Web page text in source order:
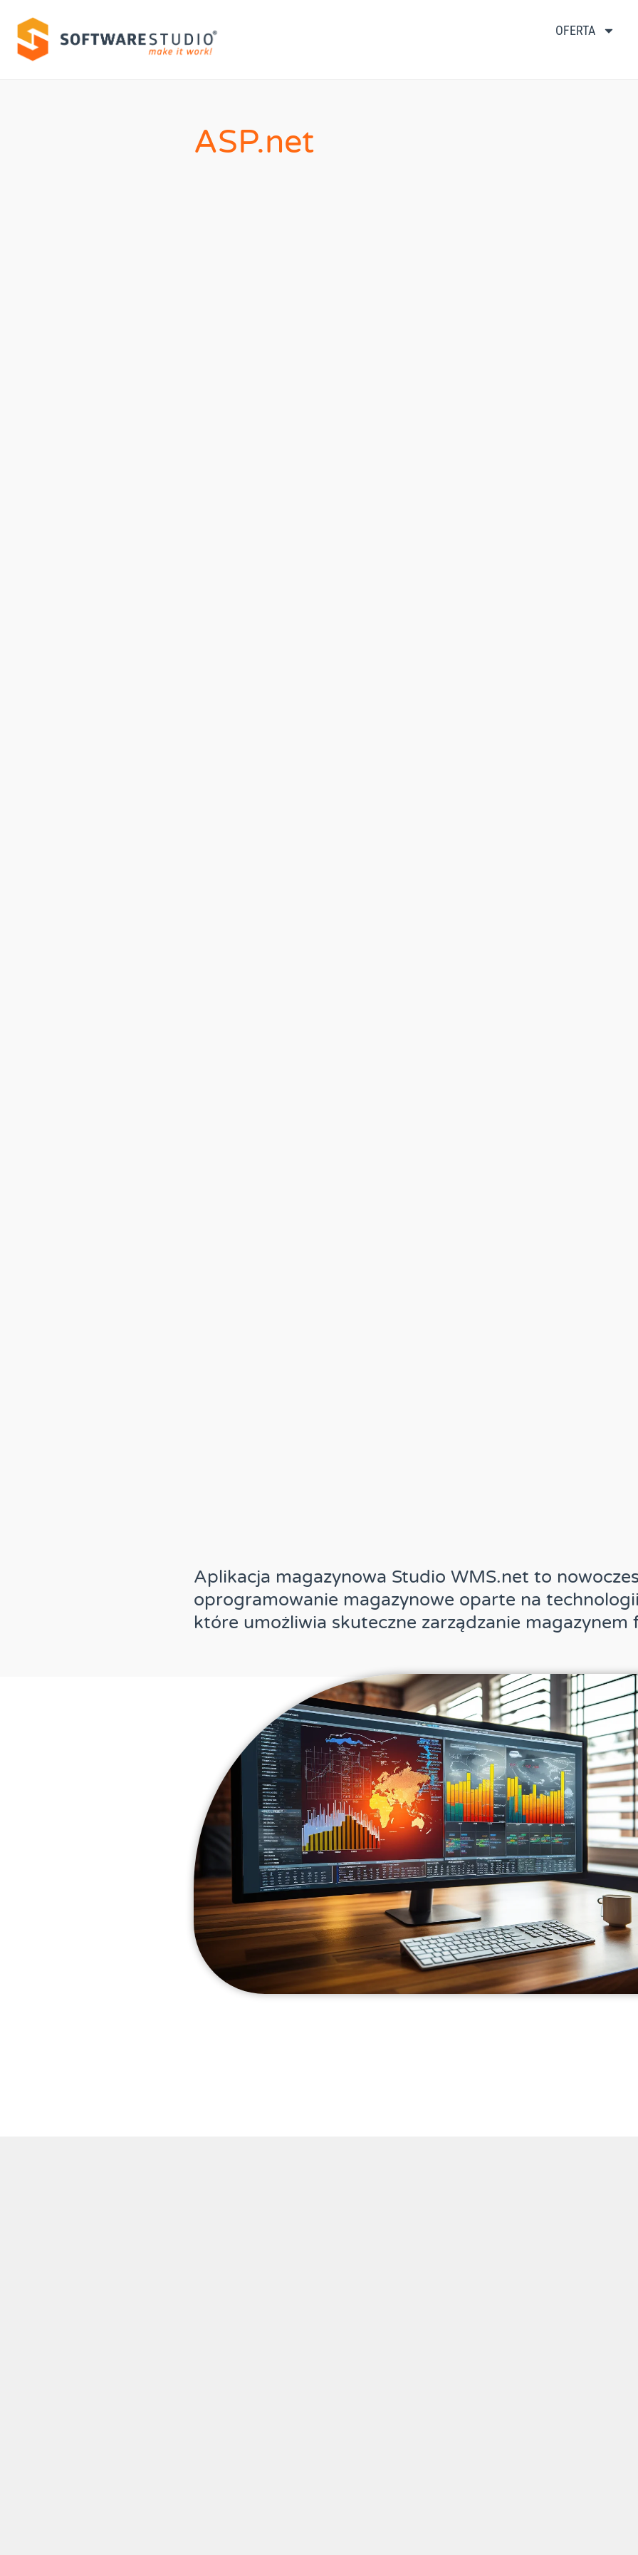
OFERTA
ASP.net
Aplikacja magazynowa Studio WMS.net to
oprogramowanie magazynowe oparte na
które umożliwia skuteczne zarządzanie magazynem